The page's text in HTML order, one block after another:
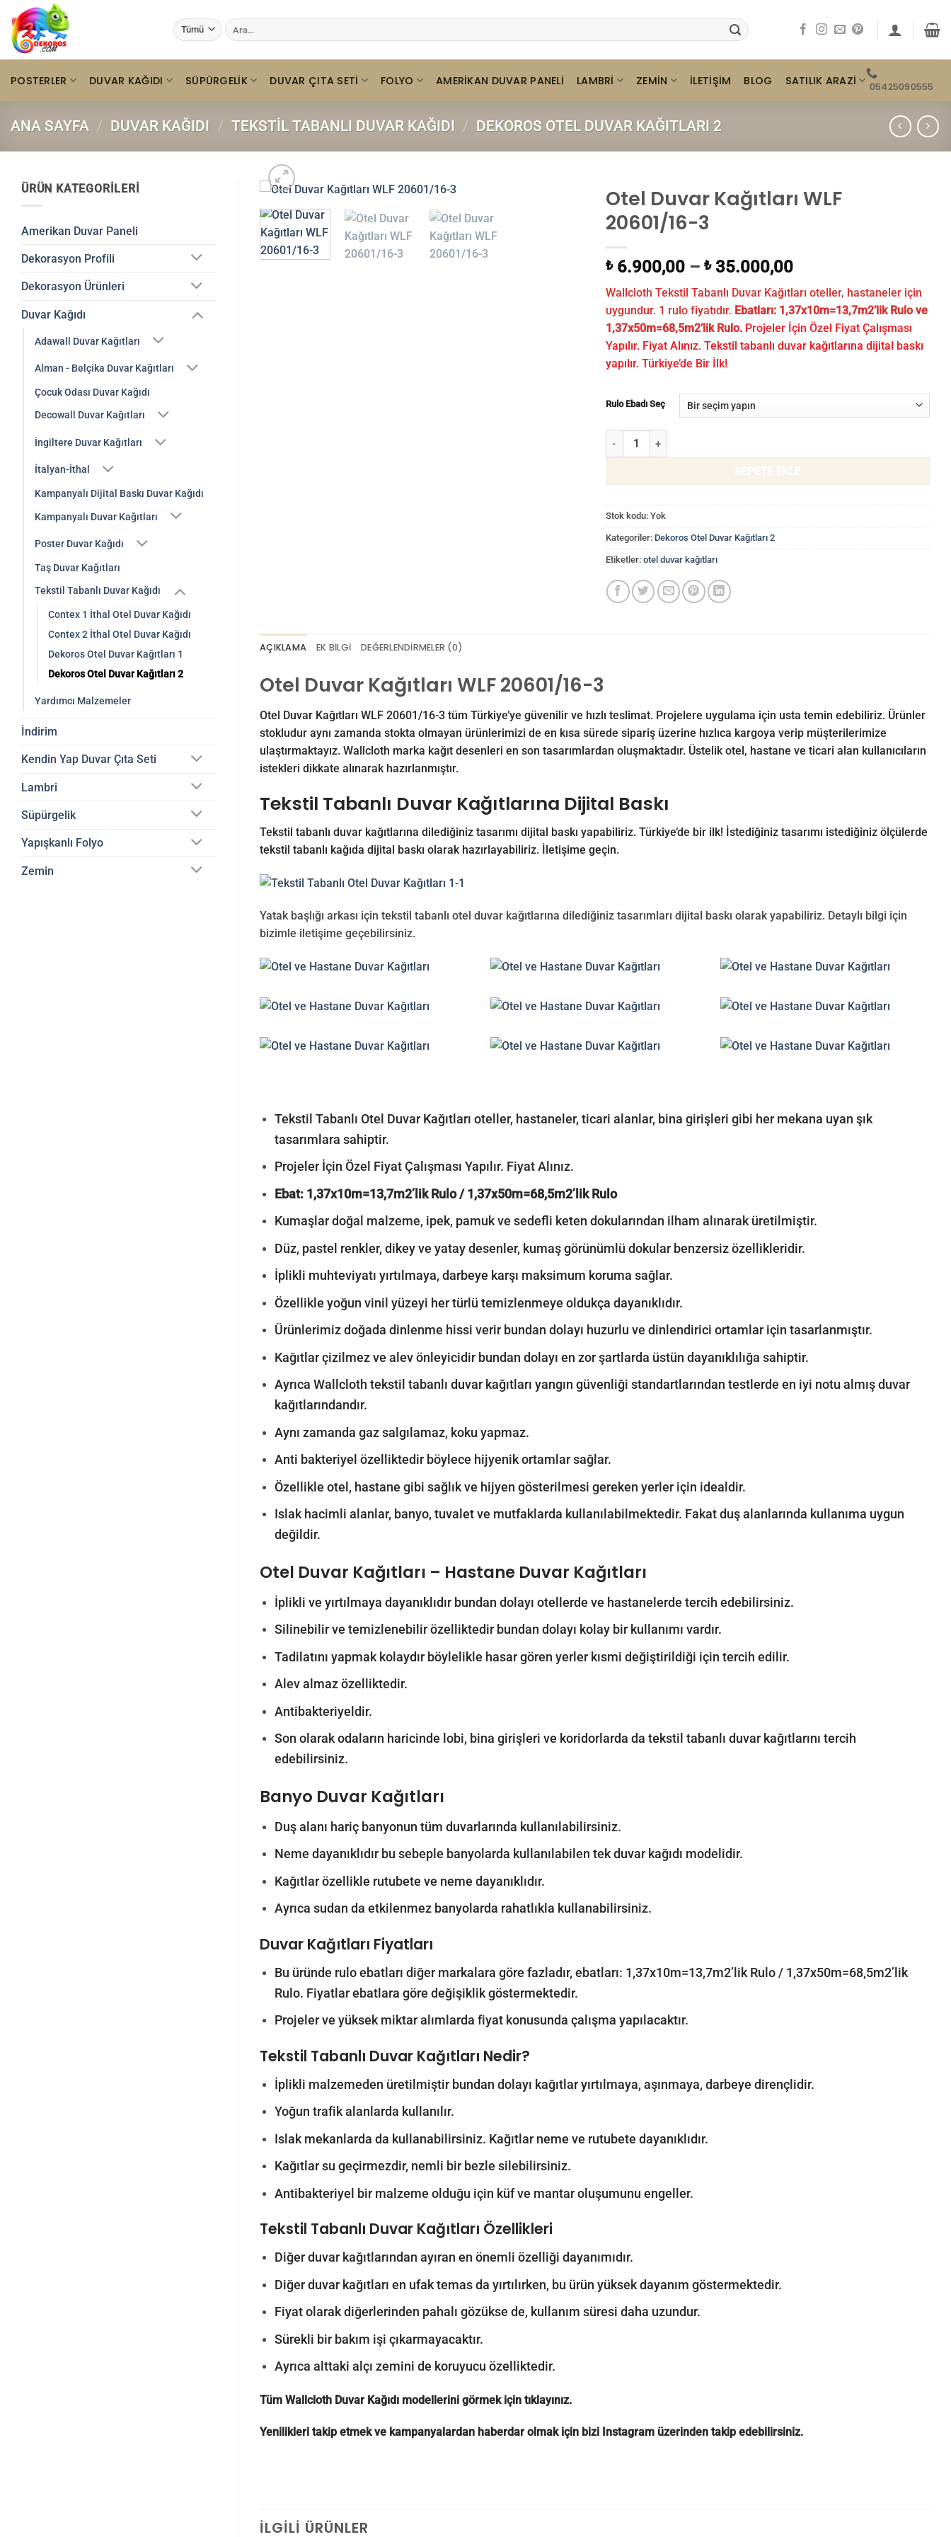
İçeriğe
atla
Ara:
POSTERLER DUVAR KAĞIDI SÜPÜRGELIK DUVAR ÇITA SETI FOLYO AMERIKAN DUVAR PANELI LAMBRI ZEMIN İLETIŞIM BLOG SATILIK ARAZI 05425090555
ANA SAYFA / DUVAR KAĞIDI / TEKSTIL TABANLI DUVAR KAĞIDI / DEKOROS OTEL DUVAR KAĞITLARI 2
ÜRÜN KATEGORILERI
Amerikan Duvar Paneli
Dekorasyon Profili
Dekorasyon Ürünleri
Duvar Kağıdı
Adawall Duvar Kağıtları
Alman - Belçika Duvar Kağıtları
Çocuk Odası Duvar Kağıdı
Decowall Duvar Kağıtları
İngiltere Duvar Kağıtları
İtalyan-İthal
Kampanyalı Dijital Baskı Duvar Kağıdı
Kampanyalı Duvar Kağıtları
Poster Duvar Kağıdı
Taş Duvar Kağıtları
Tekstil Tabanlı Duvar Kağıdı
Contex 1 İthal Otel Duvar Kağıdı
Contex 2 İthal Otel Duvar Kağıdı
Dekoros Otel Duvar Kağıtları 1
Dekoros Otel Duvar Kağıtları 2
Yardımcı Malzemeler
İndirim
Kendin Yap Duvar Çıta Seti
Lambri
Süpürgelik
Yapışkanlı Folyo
Zemin
Otel Duvar Kağıtları WLF
20601/16-3
₺6.900,00– ₺35.000,00
Wallcloth Tekstil Tabanlı Duvar Kağıtları oteller, hastaneler için
uygundur. 1 rulo fiyatıdır. Ebatları: 1,37x10m=13,7m2’lik Rulo ve
1,37x50m=68,5m2’lik Rulo. Projeler İçin Özel Fiyat Çalışması
Yapılır. Fiyat Alınız. Tekstil tabanlı duvar kağıtlarına dijital baskı
yapılır. Türkiye’de Bir İlk!
Rulo Ebadı Seç
Otel Duvar Kağıtları WLF 20601/16-3 adet
Stok kodu: Yok
Kategoriler: Dekoros Otel Duvar Kağıtları 2
Etiketler: otel duvar kağıtları
AÇIKLAMA EK BILGI DEĞERLENDIRMELER (0)
Otel Duvar Kağıtları WLF 20601/16-3
Otel Duvar Kağıtları WLF 20601/16-3 tüm Türkiye’ye güvenilir ve hızlı teslimat. Projelere uygulama için usta temin edebiliriz. Ürünler
stokludur aynı zamanda stokta olmayan ürünlerimizi de en kısa sürede sipariş üzerine hızlıca kargoya verip müşterilerimize
ulaştırmaktayız. Wallcloth marka kağıt desenleri en son tasarımlardan oluşmaktadır. Üstelik otel, hastane ve ticari alan kullanıcıların
istekleri dikkate alınarak hazırlanmıştır.
Tekstil Tabanlı Duvar Kağıtlarına Dijital Baskı
Tekstil tabanlı duvar kağıtlarına dilediğiniz tasarımı dijital baskı yapabiliriz. Türkiye’de bir ilk! İstediğiniz tasarımı istediğiniz ölçülerde
tekstil tabanlı kağıda dijital baskı olarak hazırlayabiliriz.
İletişime geçin.
Yatak başlığı arkası için tekstil tabanlı otel duvar kağıtlarına dilediğiniz tasarımları dijital baskı olarak yapabiliriz. Detaylı bilgi için
bizimle iletişime geçebilirsiniz.
Tekstil Tabanlı Otel Duvar Kağıtları oteller, hastaneler, ticari alanlar, bina girişleri gibi her mekana uyan şık
tasarımlara sahiptir.
Projeler İçin Özel Fiyat Çalışması Yapılır. Fiyat Alınız.
Ebat: 1,37x10m=13,7m2’lik Rulo / 1,37x50m=68,5m2’lik Rulo
Kumaşlar doğal malzeme, ipek, pamuk ve sedefli keten dokularından ilham alınarak üretilmiştir.
Düz, pastel renkler, dikey ve yatay desenler, kumaş görünümlü dokular benzersiz özellikleridir.
İplikli muhteviyatı yırtılmaya, darbeye karşı maksimum koruma sağlar.
Özellikle yoğun vinil yüzeyi her türlü temizlenmeye oldukça dayanıklıdır.
Ürünlerimiz doğada dinlenme hissi verir bundan dolayı huzurlu ve dinlendirici ortamlar için tasarlanmıştır.
Kağıtlar çizilmez ve alev önleyicidir bundan dolayı en zor şartlarda üstün dayanıklılığa sahiptir.
Ayrıca Wallcloth tekstil tabanlı duvar kağıtları yangın güvenliği standartlarından testlerde en iyi notu almış duvar
kağıtlarındandır.
Aynı zamanda gaz salgılamaz, koku yapmaz.
Anti bakteriyel özelliktedir böylece hijyenik ortamlar sağlar.
Özellikle otel, hastane gibi sağlık ve hijyen gösterilmesi gereken yerler için idealdir.
Islak hacimli alanlar, banyo, tuvalet ve mutfaklarda kullanılabilmektedir. Fakat duş alanlarında kullanıma uygun
değildir.
Otel Duvar Kağıtları – Hastane Duvar Kağıtları
İplikli ve yırtılmaya dayanıklıdır bundan dolayı otellerde ve hastanelerde tercih edebilirsiniz.
Silinebilir ve temizlenebilir özelliktedir bundan dolayı kolay bir kullanımı vardır.
Tadilatını yapmak kolaydır böylelikle hasar gören yerler kısmi değiştirildiği için tercih edilir.
Alev almaz özelliktedir.
Antibakteriyeldir.
Son olarak odaların haricinde lobi, bina girişleri ve koridorlarda da tekstil tabanlı duvar kağıtlarını tercih
edebilirsiniz.
Banyo Duvar Kağıtları
Duş alanı hariç banyonun tüm duvarlarında kullanılabilirsiniz.
Neme dayanıklıdır bu sebeple banyolarda kullanılabilen tek duvar kağıdı modelidir.
Kağıtlar özellikle rutubete ve neme dayanıklıdır.
Ayrıca sudan da etkilenmez banyolarda rahatlıkla kullanabilirsiniz.
Duvar Kağıtları Fiyatları
Bu üründe rulo ebatları diğer markalara göre fazladır, ebatları: 1,37x10m=13,7m2’lik Rulo / 1,37x50m=68,5m2’lik
Rulo. Fiyatlar ebatlara göre değişiklik göstermektedir.
Projeler ve yüksek miktar alımlarda fiyat konusunda çalışma yapılacaktır.
Tekstil Tabanlı Duvar Kağıtları Nedir?
İplikli malzemeden üretilmiştir bundan dolayı kağıtlar yırtılmaya, aşınmaya, darbeye dirençlidir.
Yoğun trafik alanlarda kullanılır.
Islak mekanlarda da kullanabilirsiniz. Kağıtlar neme ve rutubete dayanıklıdır.
Kağıtlar su geçirmezdir, nemli bir bezle silebilirsiniz.
Antibakteriyel bir malzeme olduğu için küf ve mantar oluşumunu engeller.
Tekstil Tabanlı Duvar Kağıtları Özellikleri
Diğer duvar kağıtlarından ayıran en önemli özelliği dayanımıdır.
Diğer duvar kağıtları en ufak temas da yırtılırken, bu ürün yüksek dayanım göstermektedir.
Fiyat olarak diğerlerinden pahalı gözükse de, kullanım süresi daha uzundur.
Sürekli bir bakım işi çıkarmayacaktır.
Ayrıca alttaki alçı zemini de koruyucu özelliktedir.
Tüm Wallcloth Duvar Kağıdı modellerini görmek için tıklayınız.
Yenilikleri takip etmek ve kampanyalardan haberdar olmak için bizi Instagram üzerinden takip edebilirsiniz.
İLGILI ÜRÜNLER